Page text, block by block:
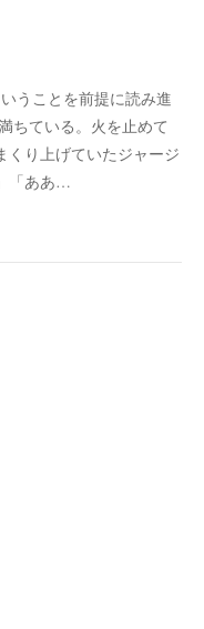
うことを前提に読み進
ている。火を止めて
くり上げていたジャージ
「ああ…